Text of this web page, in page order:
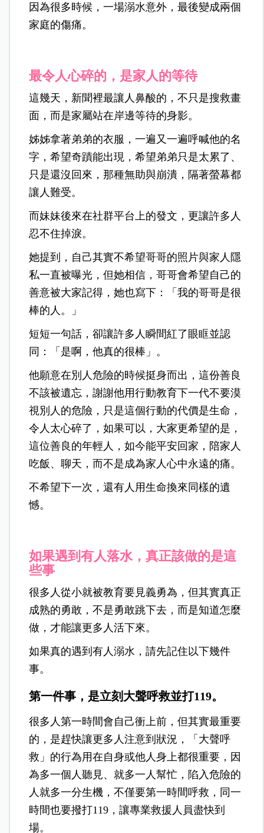
因為很多時候，一場溺水意外，最後變成兩個
家庭的傷痛。
最令人心碎的，是家人的等待
這幾天，新聞裡最讓人鼻酸的，不只是搜救畫
面，而是家屬站在岸邊等待的身影。
姊姊拿著弟弟的衣服，一遍又一遍呼喊他的名
字，希望奇蹟能出現，希望弟弟只是太累了、
只是還沒回來，那種無助與崩潰，隔著螢幕都
讓人難受。
而妹妹後來在社群平台上的發文，更讓許多人
忍不住掉淚。
她提到，自己其實不希望哥哥的照片與家人隱
私一直被曝光，但她相信，哥哥會希望自己的
善意被大家記得，她也寫下：「我的哥哥是很
棒的人。」
短短一句話，卻讓許多人瞬間紅了眼眶並認
同：「 是啊，他真的很棒」。
他願意在別人危險的時候挺身而出，這份善良
不該被遺忘，謝謝他用行動教育下一代不要漠
視別人的危險，只是這個行動的代價是生命，
令人太心碎了，如果可以，大家更希望的是，
這位善良的年輕人，如今能平安回家，陪家人
吃飯、聊天，而不是成為家人心中永遠的痛。
不希望下一次，還有人用生命換來同樣的遺
憾。
如果遇到有人落水，真正該做的是這
些事
很多人從小就被教育要見義勇為，但其實真正
成熟的勇敢，不是勇敢跳下去，而是知道怎麼
做，才能讓更多人活下來。
如果真的遇到有人溺水，請先記住以下幾件
事。
第一件事，是立刻大聲呼救並打119。
很多人第一時間會自己衝上前，但其實最重要
的，是趕快讓更多人注意到狀況，「大聲呼
救」的行為用在自身或他人身上都很重要，因
為多一個人聽見、就多一人幫忙，陷入危險的
人就多一分生機，不僅要第一時間呼救，同一
時間也要撥打119，讓專業救援人員盡快到
場。